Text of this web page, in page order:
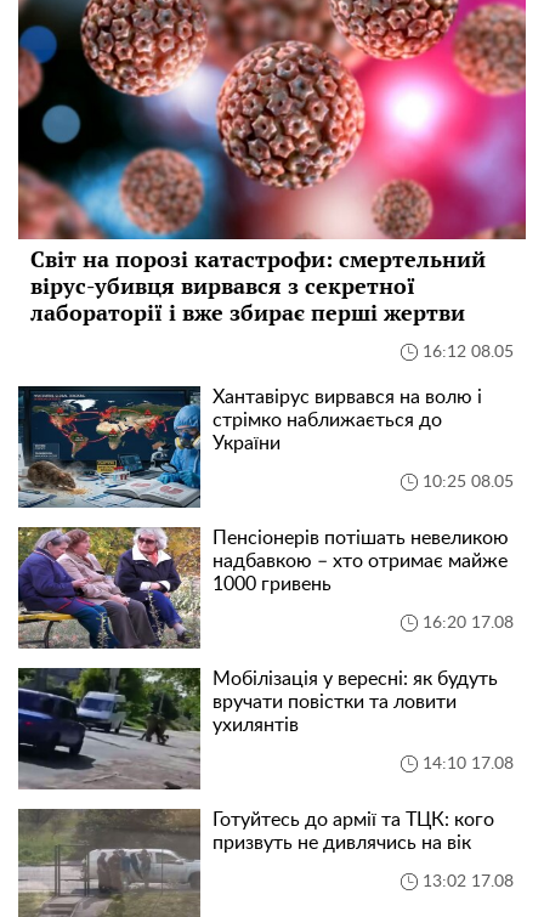
Світ на порозі катастрофи: смертельний
вірус-убивця вирвався з секретної
лабораторії і вже збирає перші жертви
16:12 08.05
Хантавірус вирвався на волю і
стрімко наближається до
України
10:25 08.05
Пенсіонерів потішать невеликою
надбавкою – хто отримає майже
1000 гривень
16:20 17.08
Мобілізація у вересні: як будуть
вручати повістки та ловити
ухилянтів
14:10 17.08
Готуйтесь до армії та ТЦК: кого
призвуть не дивлячись на вік
13:02 17.08